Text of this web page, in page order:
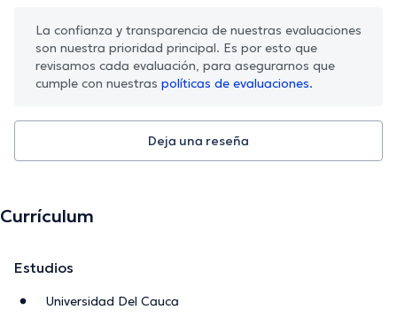
La confianza y transparencia de nuestras evaluaciones
son nuestra prioridad principal. Es por esto que
revisamos cada evaluación, para asegurarnos que
cumple con nuestras políticas de evaluaciones.
Deja una reseña
Currículum
Estudios
Universidad Del Cauca